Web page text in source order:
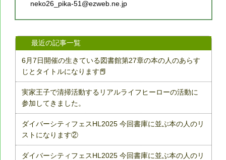
neko26_pika-51@ezweb.ne.jp
最近の記事一覧
6月7日開催の生きている図書館第27章の本の人のあらす
じとタイトルになります📕
実家王子で清掃活動するリアルライフヒーローの活動に
参加してきました。
ダイバーシティフェスHL2025 今回書庫に並ぶ本の人のリ
ストになります②
ダイバーシティフェスHL2025 今回書庫に並ぶ本の人のリ